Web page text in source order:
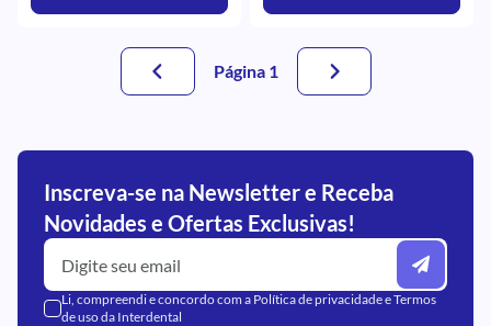
Página 1
Inscreva-se na Newsletter e Receba
Novidades e Ofertas Exclusivas!
Li, compreendi e concordo com a Política de privacidadeeTermos
de usoda Interdental